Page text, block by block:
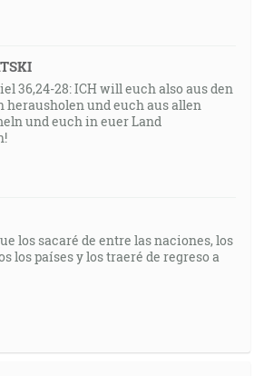
36,24-28: ICH will euch also aus den
herausholen und euch aus allen
und euch in euer Land
los sacaré de entre las naciones, los
los países y los traeré de regreso a